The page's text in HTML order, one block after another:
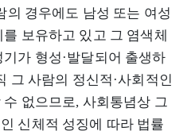
의 경우에도 남성 또는 여성
보유하고 있고 그 염색체
가 형성·발달되어 출생하
그 사람의 정신적·사회적인
없으므로, 사회통념상 그
신체적 성징에 따라 법률